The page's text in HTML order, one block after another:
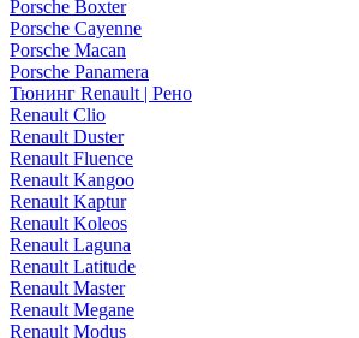
Porsche Boxter
Porsche Cayenne
Porsche Macan
Porsche Panamera
Тюнинг Renault | Рено
Renault Clio
Renault Duster
Renault Fluence
Renault Kangoo
Renault Kaptur
Renault Koleos
Renault Laguna
Renault Latitude
Renault Master
Renault Megane
Renault Modus